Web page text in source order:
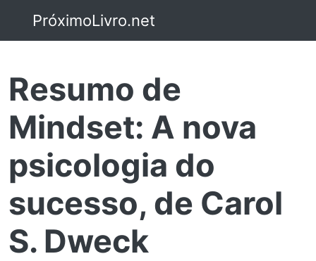
PróximoLivro.net
Resumo de
Mindset: A nova
psicologia do
sucesso, de Carol
S. Dweck